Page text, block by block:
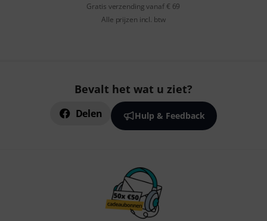
Gratis verzending vanaf € 69
Alle prijzen incl. btw
Bevalt het wat u ziet?
Delen Hulp & Feedback